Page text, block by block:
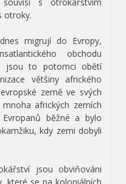
s otrokářstvím
otroky.
migrují do Evropy,
obchodu
to potomci obětí
většiny afrického
země ve svých
afrických zemích
běžné a bylo
kdy zemi dobyli
jsou obviňováni